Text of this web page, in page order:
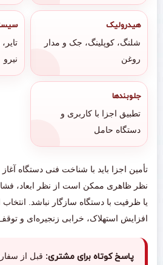
هیدرولیک
شلنگ، کوپلینگ، جک و مدار
روغن
نیرو
جلوبندها
تطبیق اجزا با کاربری و
دستگاه حامل
تأمین اجزا باید با شناخت فنی دستگاه
نظر ظاهری ممکن است از نظر ابعاد،
یا ظرفیت با دستگاه سازگار نباشد. انتخاب
افزایش استهلاک، خرابی زنجیره‌ای و
پاسخ کوتاه برای مشتری: قبل از